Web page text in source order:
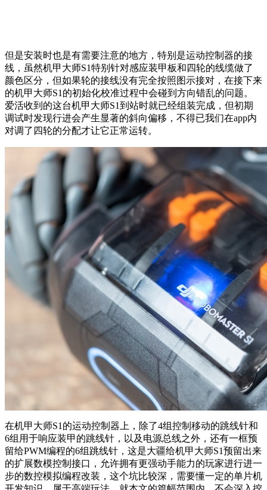
但是安装时也是有需要注意的地方，特别是运动控制器的接
线，虽然机甲大师S1特别针对感应装甲板和四轮的线缆做了
颜色区分，但如果轮的接线没有完全按照图示接对，在接下来
的机甲大师S1的初始化校准过程中会碰到方向错乱的问题。
爱活收到的这台机甲大师S1到站时就已经组装完成，但初期
调试时发现行进会产生显著的斜向偏移，不得已我们在app内
对调了四轮的分配才让它正常运转。
在机甲大师S1的运动控制器上，除了4组控制移动的跳线针和
6组用于响应装甲的跳线针，以及电源总线之外，还有一框预
留给PWM编程的6组跳线针，这是大疆给机甲大师S1预留出来
的扩展数模控制接口，允许拥有更强动手能力的玩家进行进一
步的数控模拟编程改装，这个坑比较深，需要懂一定的单片机